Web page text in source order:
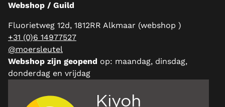
Webshop / Guild
Fluorietweg 12d, 1812RR Alkmaar (webshop )
+31 (0)6 14977527
@moersleutel
Webshop zijn geopend op: maandag, dinsdag,
donderdag en vrijdag